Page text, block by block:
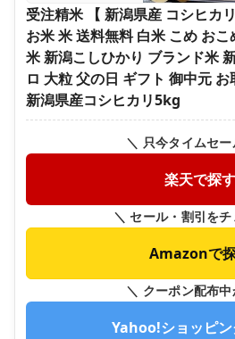
受注精米 【 新潟県産 コシヒカ
お米 米 送料無料 白米 こめ お
米 新潟こしひかり ブランド米
ロ 大粒 父の日 ギフト 御中元
新潟県産コシヒカリ5kg
＼ 只今タイムセ
楽天で探す
＼ セール・割引を
Amazonで
＼ クーポン配布
Yahoo!ショッピ